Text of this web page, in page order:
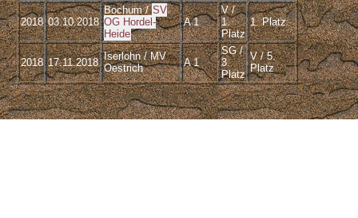
2018 03.10.2018
Bochum /SV
OG Hordel-
Heide
A 1
V /
1.
Platz
1. Platz
2018 17.11.2018
Iserlohn / MV
Oestrich
A 1
SG /
3.
Platz
V / 5.
Platz